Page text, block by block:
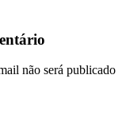
não será publicado